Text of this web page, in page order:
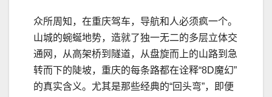
众所周知，在重庆驾车，导航和人必须疯一个。
山城的蜿蜒地势，造就了独一无二的多层立体交
通网，从高架桥到隧道，从盘旋而上的山路到急
转而下的陡坡，重庆的每条路都在诠释“8D魔幻”
的真实含义。尤其是那些经典的“回头弯”，即便